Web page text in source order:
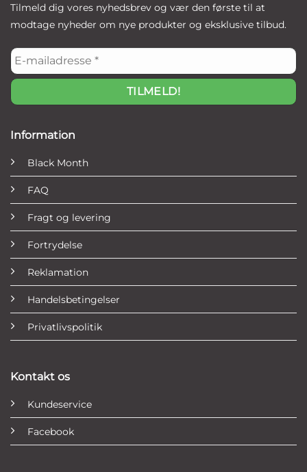
Information
Black Month
FAQ
Fragt og levering
Fortrydelse
Reklamation
Handelsbetingelser
Privatlivspolitik
Kontakt os
Kundeservice
Facebook
Tilmeld dig vores nyhedsbrev og vær den første til at
modtage nyheder om nye produkter og eksklusive tilbud.
E-
mailadresse
*